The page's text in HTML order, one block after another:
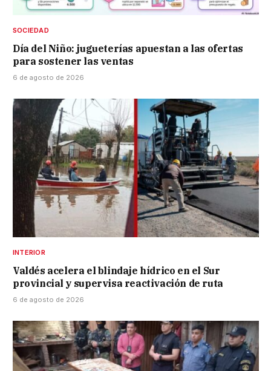
SOCIEDAD
Día del Niño: jugueterías apuestan a las ofertas
para sostener las ventas
6 de agosto de 2026
INTERIOR
Valdés acelera el blindaje hídrico en el Sur
provincial y supervisa reactivación de ruta
6 de agosto de 2026